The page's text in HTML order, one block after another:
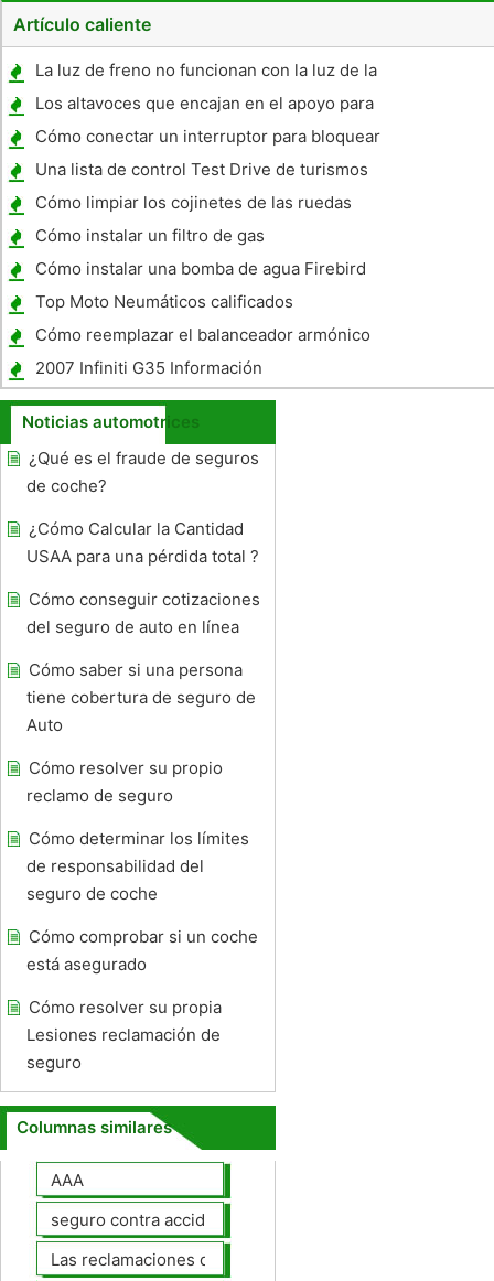
Artículo caliente
La luz de freno no funcionan con la luz de la
cola en un 1988 Chevy Truck
Los altavoces que encajan en el apoyo para
la cabeza
Cómo conectar un interruptor para bloquear
el convertidor de par de una transmisión
700R
Una lista de control Test Drive de turismos
nuevos
Cómo limpiar los cojinetes de las ruedas
Cómo instalar un filtro de gas
Cómo instalar una bomba de agua Firebird
Top Moto Neumáticos calificados
Cómo reemplazar el balanceador armónico
en un 1993 Chevy Camaro Z28
2007 Infiniti G35 Información
Noticias automotrices
¿Qué es el fraude de seguros
de coche?
¿Cómo Calcular la Cantidad
USAA para una pérdida total ?
Cómo conseguir cotizaciones
del seguro de auto en línea
Cómo saber si una persona
tiene cobertura de seguro de
Auto
Cómo resolver su propio
reclamo de seguro
Cómo determinar los límites
de responsabilidad del
seguro de coche
Cómo comprobar si un coche
está asegurado
Cómo resolver su propia
Lesiones reclamación de
seguro
Columnas similares
AAA
seguro contra accidentes
Las reclamaciones de seguros de automóviles